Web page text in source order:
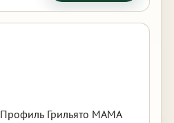
Профиль Грильято МАМА